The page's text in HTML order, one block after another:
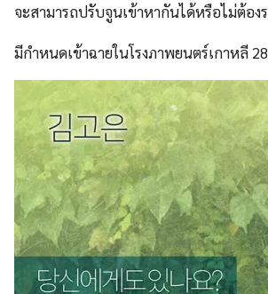
จะสามารถปรับจูนเข้าหากันได้หรือไม่ต้อง
มีกำหนดเข้าฉายในโรงภาพยนตร์เกาหลี